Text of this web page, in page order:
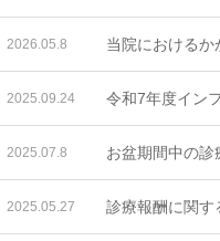
当院におけるか
2026.05.8
令和7年度イン
2025.09.24
お盆期間中の診
2025.07.8
診療報酬に関す
2025.05.27